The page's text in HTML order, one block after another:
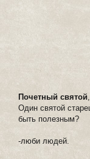
Почетный святой
Один святой
быть полезным?
-люби людей.